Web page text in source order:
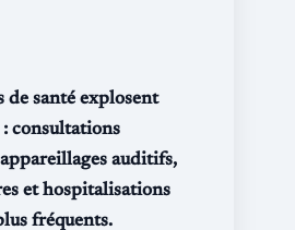
de santé explosent
: consultations
auditifs,
et hospitalisations
fréquents.